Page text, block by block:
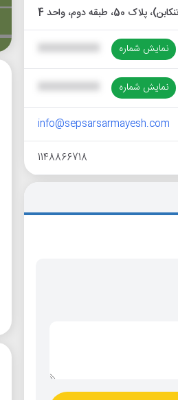
نمایش شماره XXXXXXXXXX
نمایش شماره XXXXXXXXXX
info@sepsarsarmayesh.com
1148866718